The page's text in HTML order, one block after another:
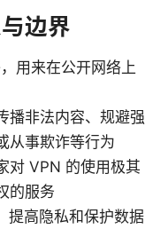
边界
用来在公开网络上
播非法内容、规避强
从事欺诈等行为
对 VPN 的使用极其
的服务
提高隐私和保护数据